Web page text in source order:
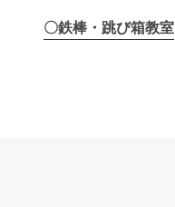
〇鉄棒・跳び箱教室